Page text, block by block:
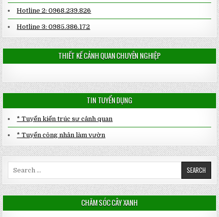
Hotline 2: 0968.239.826
Hotline 3: 0985.386.172
THIẾT KẾ CẢNH QUAN CHUYÊN NGHIỆP
TIN TUYỂN DỤNG
* Tuyển kiến trúc sư cảnh quan
* Tuyển công nhân làm vườn
CHĂM SÓC CÂY XANH